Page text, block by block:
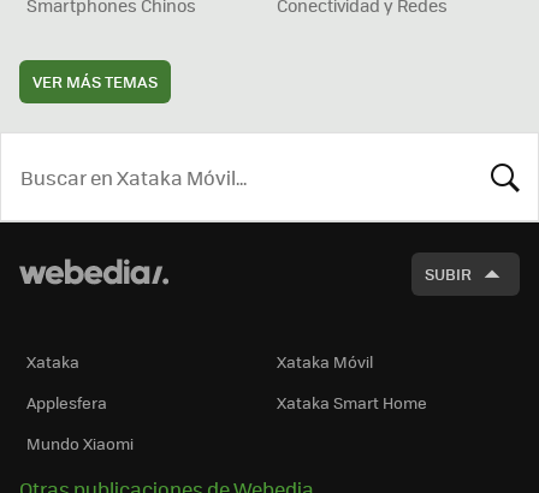
Smartphones Chinos
Conectividad y Redes
VER MÁS TEMAS
SUBIR
Xataka
Xataka Móvil
Applesfera
Xataka Smart Home
Mundo Xiaomi